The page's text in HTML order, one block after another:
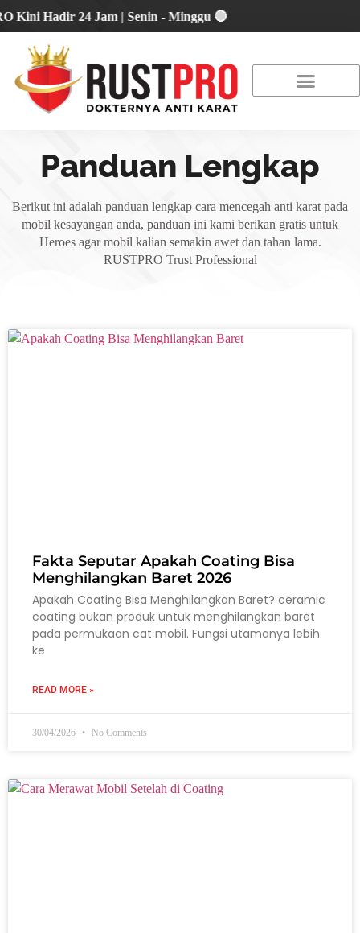
Hadir 24 Jam | Senin - Minggu 🔴
Panduan Lengkap
Berikut ini adalah panduan lengkap cara mencegah anti karat pada
mobil kesayangan anda, panduan ini kami berikan gratis untuk
Heroes agar mobil kalian semakin awet dan tahan lama.
RUSTPRO Trust Professional
Fakta Seputar Apakah Coating Bisa
Menghilangkan Baret 2026
Apakah Coating Bisa Menghilangkan Baret? ceramic
coating bukan produk untuk menghilangkan baret
pada permukaan cat mobil. Fungsi utamanya lebih
ke
READ MORE »
30/04/2026 No Comments